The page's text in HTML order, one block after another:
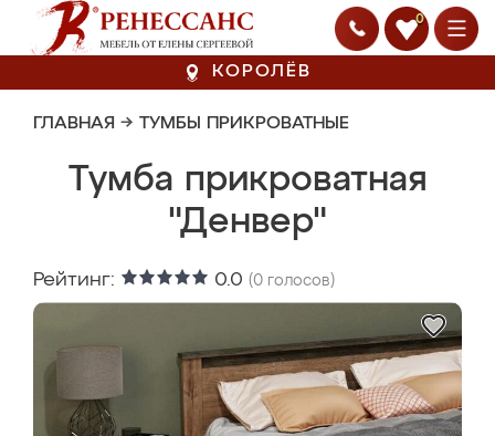
0
КОРОЛЁВ
ГЛАВНАЯ → ТУМБЫ ПРИКРОВАТНЫЕ
Тумба прикроватная
"Денвер"
Рейтинг: 0.0 (0 голосов)